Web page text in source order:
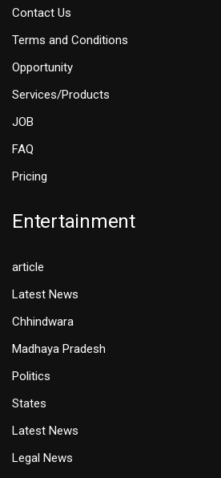
Contact Us
Terms and Conditions
Opportunity
Services/Products
JOB
FAQ
Pricing
Entertainment
article
Latest News
Chhindwara
Madhaya Pradesh
Politics
States
Latest News
Legal News